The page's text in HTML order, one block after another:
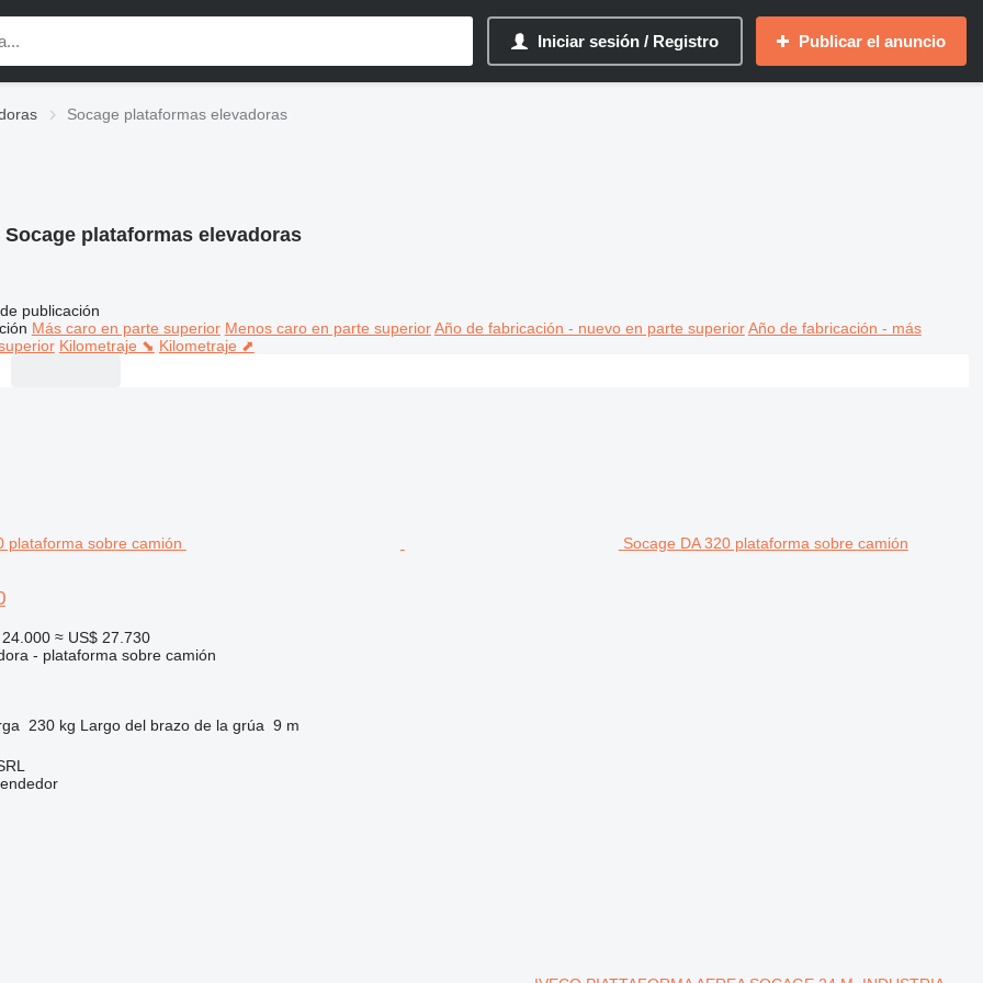
Iniciar sesión / Registro Publicar el anuncio
Socage plataformas elevadoras
Socage plataformas elevadoras
publicación
Más caro en parte superior Menos caro en parte superior Año de fabricación - nuevo en parte superior Año de fabricación - más
Kilometraje ⬊ Kilometraje ⬈
Socage DA 320 plataforma sobre camión
24.000 ≈ US$ 27.730
- plataforma sobre camión
230 kg Largo del brazo de la grúa 9 m